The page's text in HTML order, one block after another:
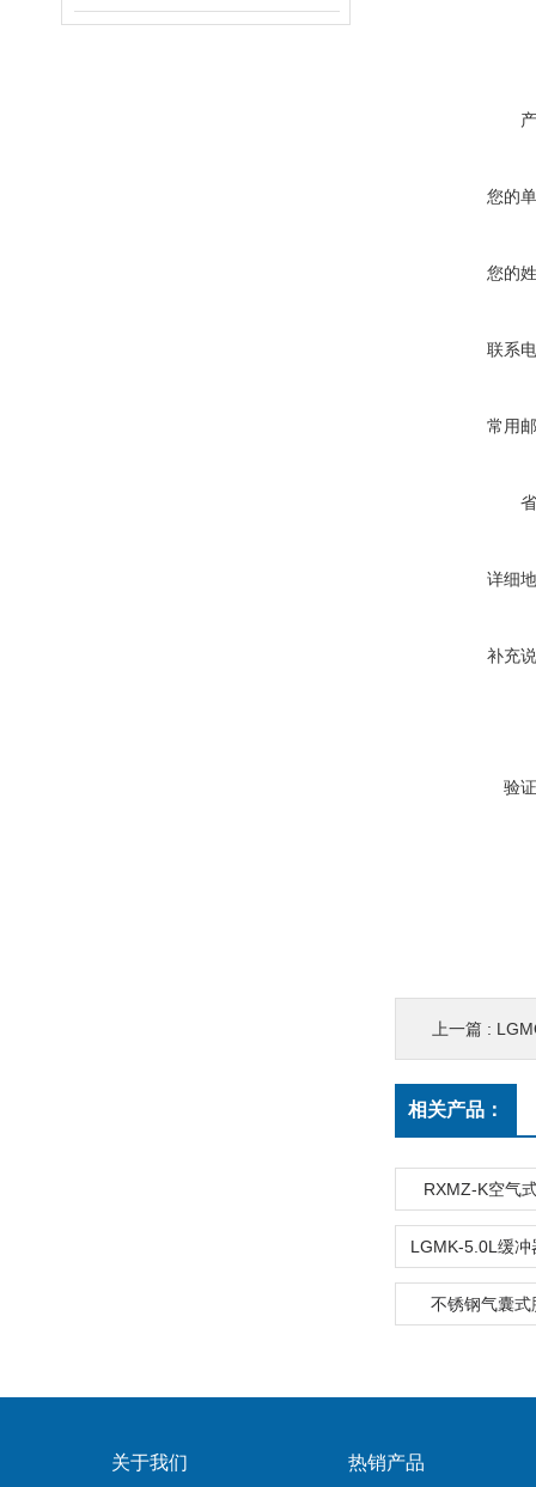
您的
您的
联系
常用
详细
补充
验
上一篇 :
相关产品：
RXMZ-K空气
不锈钢气囊式
关于我们 热销产品